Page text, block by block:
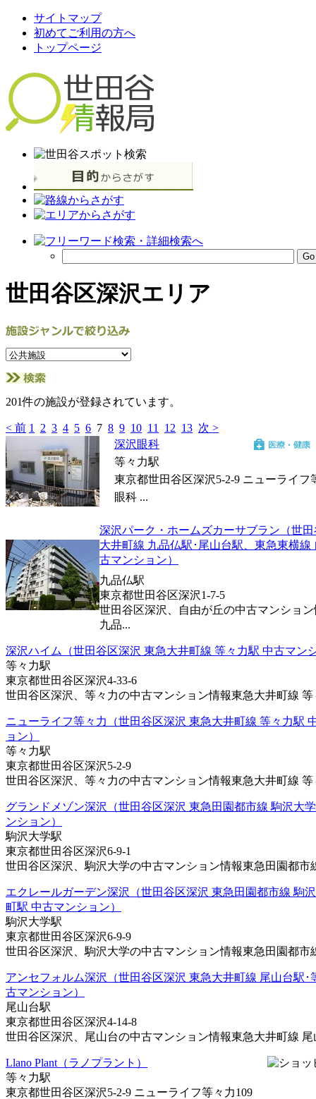
サイトマップ
初めてご利用の方へ
トップページ
世田谷区深沢エリア
201件の施設が登録されています。
< 前 1 2 3 4 5 6 7 8 9 10 11 12 13 次 >
深沢眼科
等々力駅
東京都世田谷区深沢5-2-9 ニューライフ
眼科 ...
深沢パーク・ホームズカーサブラン（世
大井町線 九品仏駅･尾山台駅、東急東横線
古マンション）
九品仏駅
東京都世田谷区深沢1-7-5
世田谷区深沢、自由が丘の中古マンショ
九品...
深沢ハイム（世田谷区深沢 東急大井町線 等々力駅 中古マン
等々力駅
東京都世田谷区深沢4-33-6
世田谷区深沢、等々力の中古マンション情報東急大井町線 等
ニューライフ等々力（世田谷区深沢 東急大井町線 等々力駅
ョン）
等々力駅
東京都世田谷区深沢5-2-9
世田谷区深沢、等々力の中古マンション情報東急大井町線 等
グランドメゾン深沢（世田谷区深沢 東急田園都市線 駒沢大
ンション）
駒沢大学駅
東京都世田谷区深沢6-9-1
世田谷区深沢、駒沢大学の中古マンション情報東急田園都市
エクレールガーデン深沢（世田谷区深沢 東急田園都市線 駒
町駅 中古マンション）
駒沢大学駅
東京都世田谷区深沢6-9-9
世田谷区深沢、駒沢大学の中古マンション情報東急田園都市
アンセフォルム深沢（世田谷区深沢 東急大井町線 尾山台駅･
古マンション）
尾山台駅
東京都世田谷区深沢4-14-8
世田谷区深沢、尾山台の中古マンション情報東急大井町線 尾
Llano Plant（ラノプラント）
等々力駅
東京都世田谷区深沢5-2-9 ニューライフ等々力109